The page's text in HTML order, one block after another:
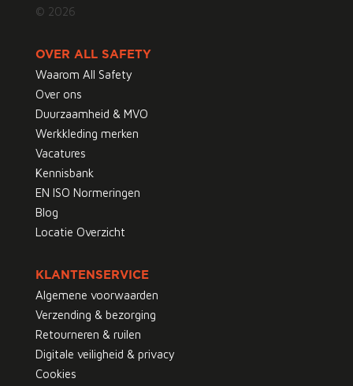
© 2026
OVER ALL SAFETY
Waarom All Safety
Over ons
Duurzaamheid & MVO
Werkkleding merken
Vacatures
Kennisbank
EN ISO Normeringen
Blog
Locatie Overzicht
KLANTENSERVICE
Algemene voorwaarden
Verzending & bezorging
Retourneren & ruilen
Digitale veiligheid & privacy
Cookies